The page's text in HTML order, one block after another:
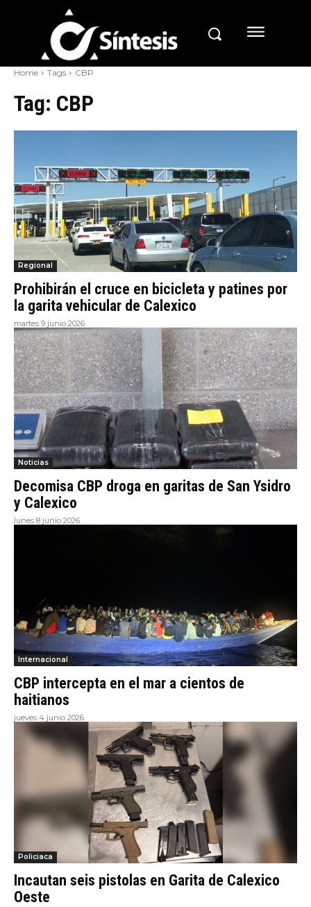
Home Tags CBP
Tag: CBP
Regional
Prohibirán el cruce en bicicleta y patines por
la garita vehicular de Calexico
martes 9 junio 2026
Noticias
Decomisa CBP droga en garitas de San Ysidro
y Calexico
lunes 8 junio 2026
Internacional
CBP intercepta en el mar a cientos de
haitianos
jueves 4 junio 2026
Policiaca
Incautan seis pistolas en Garita de Calexico
Oeste